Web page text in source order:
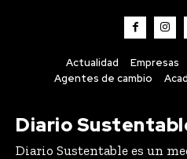
Actualidad Empresas
Agentes de cambio
Diario
Diario Sustentable es un